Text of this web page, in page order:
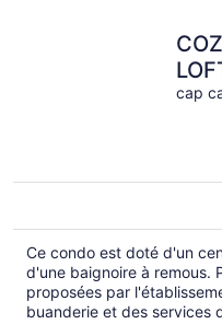
cap
Ce condo est doté d'un
d'une baignoire à remous.
proposées par
buanderie et des services